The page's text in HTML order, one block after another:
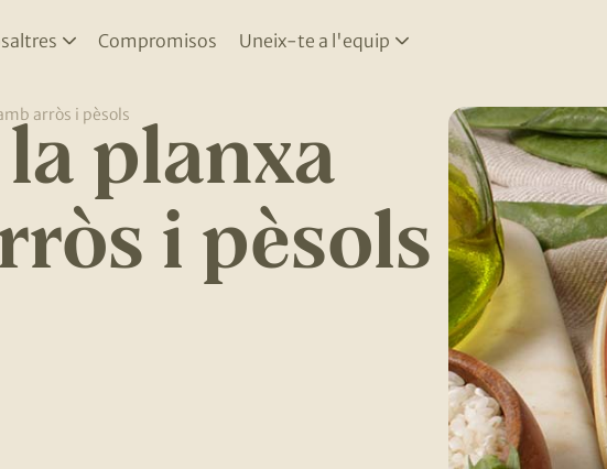
Compromisos Uneix-te a l'equip
arròs i pèsolsplanxa
i pèsols